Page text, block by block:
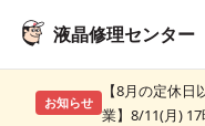
液晶修理センター
お知らせ
【8月の定休
業】8/11(月) 17